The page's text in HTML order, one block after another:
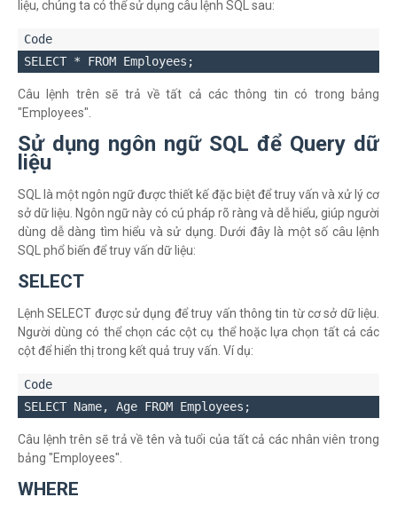
liệu, chúng ta có thể sử dụng câu lệnh SQL sau:
Câu lệnh trên sẽ trả về tất cả các thông tin có trong bảng
"Employees".
Sử dụng ngôn ngữ SQL để Query dữ
liệu
SQL là một ngôn ngữ được thiết kế đặc biệt để truy vấn và xử lý cơ
sở dữ liệu. Ngôn ngữ này có cú pháp rõ ràng và dễ hiểu, giúp người
dùng dễ dàng tìm hiểu và sử dụng. Dưới đây là một số câu lệnh
SQL phổ biến để truy vấn dữ liệu:
SELECT
Lệnh SELECT được sử dụng để truy vấn thông tin từ cơ sở dữ liệu.
Người dùng có thể chọn các cột cụ thể hoặc lựa chọn tất cả các
cột để hiển thị trong kết quả truy vấn. Ví dụ:
Câu lệnh trên sẽ trả về tên và tuổi của tất cả các nhân viên trong
bảng "Employees".
WHERE